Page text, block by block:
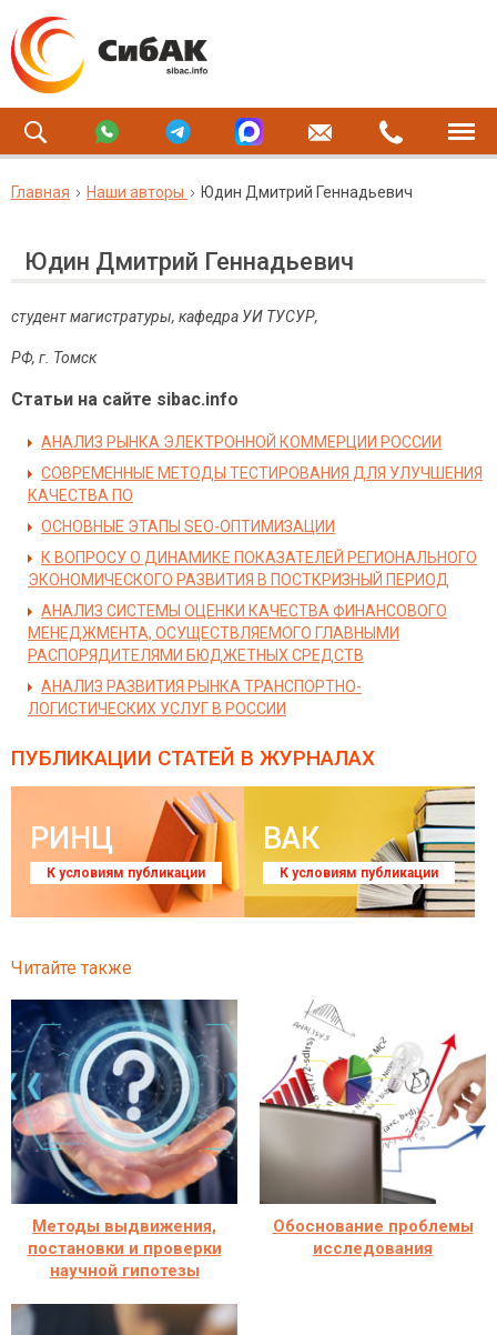
Главная Наши авторы Юдин Дмитрий Геннадьевич
Юдин Дмитрий Геннадьевич
студент магистратуры, кафедра УИ ТУСУР,
РФ, г. Томск
Статьи на сайте sibac.info
АНАЛИЗ РЫНКА ЭЛЕКТРОННОЙ КОММЕРЦИИ РОССИИ
СОВРЕМЕННЫЕ МЕТОДЫ ТЕСТИРОВАНИЯ ДЛЯ УЛУЧШЕНИЯ
КАЧЕСТВА ПО
ОСНОВНЫЕ ЭТАПЫ SEO-ОПТИМИЗАЦИИ
К ВОПРОСУ О ДИНАМИКЕ ПОКАЗАТЕЛЕЙ РЕГИОНАЛЬНОГО
ЭКОНОМИЧЕСКОГО РАЗВИТИЯ В ПОСТКРИЗНЫЙ ПЕРИОД
АНАЛИЗ СИСТЕМЫ ОЦЕНКИ КАЧЕСТВА ФИНАНСОВОГО
МЕНЕДЖМЕНТА, ОСУЩЕСТВЛЯЕМОГО ГЛАВНЫМИ
РАСПОРЯДИТЕЛЯМИ БЮДЖЕТНЫХ СРЕДСТВ
АНАЛИЗ РАЗВИТИЯ РЫНКА ТРАНСПОРТНО-
ЛОГИСТИЧЕСКИХ УСЛУГ В РОССИИ
ПУБЛИКАЦИИ СТАТЕЙ В ЖУРНАЛАХ
РИНЦ
К условиям публикации
ВАК
К условиям публикации
Читайте также
Методы выдвижения,
постановки и проверки
научной гипотезы
Обоснование проблемы
исследования